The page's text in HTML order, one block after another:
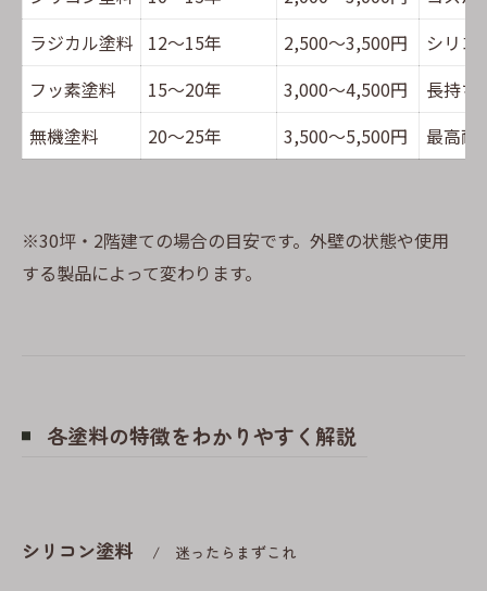
ラジカル塗料
12〜15年 2,500〜3,500円
シリコ
フッ素塗料
15〜20年 3,000〜4,500円
長持ち
無機塗料
20〜25年 3,500〜5,500円 最高耐
※30坪・2階建ての場合の目安です。外壁の状態や使用
する製品によって変わります。
各塗料の特徴をわかりやすく解説
シリコン塗料 迷ったらまずこれ